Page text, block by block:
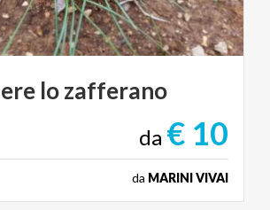
lozafferano
da € 10
da MARINI VIVAI